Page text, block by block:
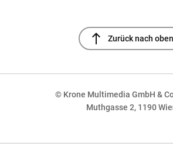
north Zurück nach oben
© Krone Multimedia GmbH &
Muthgasse 2, 1190